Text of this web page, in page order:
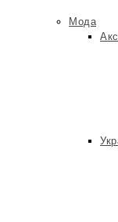
Мода